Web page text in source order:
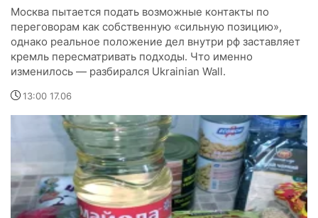
Москва пытается подать возможные контакты по
переговорам как собственную «сильную позицию»,
однако реальное положение дел внутри рф заставляет
кремль пересматривать подходы. Что именно
изменилось — разбирался Ukrainian Wall.
13:00 17.06